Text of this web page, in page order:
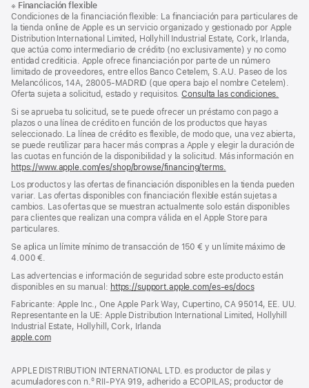
a
pie
de
página
al
pie
※ Financiación flexible
Condiciones de la financiación flexible: La financiación para particulares de
la tienda online de Apple es un servicio organizado y gestionado por Apple
Distribution International Limited, Hollyhill Industrial Estate, Cork, Irlanda,
que actúa como intermediario de crédito (no exclusivamente) y no como
entidad crediticia. Apple ofrece financiación por parte de un número
limitado de proveedores, entre ellos Banco Cetelem, S.A.U. Paseo de los
Melancólicos, 14A, 28005-MADRID (que opera bajo el nombre Cetelem).
Oferta sujeta a solicitud, estado y requisitos.Consulta las condiciones.
Si se aprueba tu solicitud, se te puede ofrecer un préstamo con pago a
plazos o una línea de crédito en función de los productos que hayas
seleccionado. La línea de crédito es flexible, de modo que, una vez abierta,
se puede reutilizar para hacer más compras a Apple y elegir la duración de
las cuotas en función de la disponibilidad y la solicitud. Más información en
https://www.apple.com/es/shop/browse/financing/terms.
Los productos y las ofertas de financiación disponibles en la tienda pueden
variar. Las ofertas disponibles con financiación flexible están sujetas a
cambios. Las ofertas que se muestran actualmente solo están disponibles
para clientes que realizan una compra válida en el Apple Store para
particulares.
Se aplica un límite mínimo de transacción de 150 € y un límite máximo de
4.000 €.
Las advertencias e información de seguridad sobre este producto están
disponibles en su manual: https://support.apple.com/es-es/docs(se
en
una
Fabricante: Apple Inc., One Apple Park Way, Cupertino, CA 95014, EE. UU.
Representante en la UE: Apple Distribution International Limited, Hollyhill
Industrial Estate, Hollyhill, Cork, Irlanda
apple.com(se
una
ventana
APPLE DISTRIBUTION INTERNATIONAL LTD. es productor de pilas y
acumuladores con n.º RII-PYA 919, adherido a ECOPILAS; productor de